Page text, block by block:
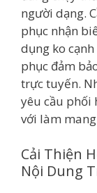
người dạng.
phục nhận
dụng ko
phục đảm
trực tuyến.
yêu cầu phối
với làm
Cải Thiện
Nội Dung